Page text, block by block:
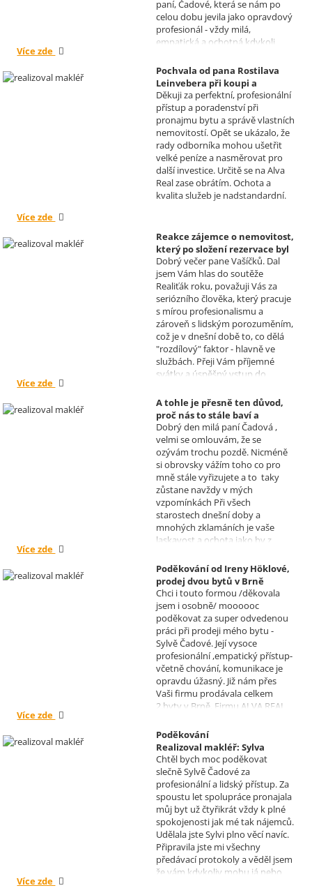
paní, Čadové, která se nám po
celou dobu jevila jako opravdový
profesionál - vždy milá,
empatická a ochotná kdykoli
problému. Vaše společnost i Vy v
nás získáváte opravdu spokojené
klienty, kteří budou vaše služby
vždy doporučovat každému, kdo
je potřebuje. Věřím, že se na Vás
budeme moci obrátit i v případě
prodeje, který plánujeme v
budoucnu uskutečnit. Se
srdečným pozdravem a přáním
mnoho zdraví i úspěchů Vám
přejí manželé Kovandovi
Více zde
Pochvala od pana Rostilava
Leinvebera při koupi a
následném pronájmu
investiční nemovitosti
Realizoval makléř: David
Vašíček
Děkuji za perfektní, profesionální
přístup a poradenství při
pronajmu bytu a správě vlastních
nemovitostí. Opět se ukázalo, že
rady odborníka mohou ušetřit
velké peníze a nasměrovat pro
další investice. Určitě se na Alva
Real zase obrátím. Ochota a
kvalita služeb je nadstandardní.
Více zde
Reakce zájemce o nemovitost,
který po složení rezervace byl
nucen od koupi odstoupit.
Realizoval makléř: David
Vašíček
Dobrý večer pane Vašíčků. Dal
jsem Vám hlas do soutěže
Realiťák roku, považuji Vás za
seriózního člověka, který pracuje
s mírou profesionalismu a
zároveň s lidským porozuměním,
což je v dnešní době to, co dělá
"rozdílový" faktor - hlavně ve
službách. Přeji Vám příjemné
svátky a úspěšný vstup do
Více zde
A tohle je přesně ten důvod,
proč nás to stále baví a
naplňuje, poděkování od pana
Míška.
Realizoval makléř: Sylva
Čadová
Dobrý den milá paní Čadová ,
velmi se omlouvám, že se
ozývám trochu pozdě. Nicméně
si obrovsky vážím toho co pro
mně stále vyřizujete a to taky
zůstane navždy v mých
vzpomínkách Při všech
starostech dnešní doby a
mnohých zklamáních je vaše
laskavost a ochota jako by z
informace a děkuji za vaše úsilí.
Zatím se mějte moc a moc hezky.
S pozdravem Pavel Míšek
Více zde
Poděkování od Ireny Höklové,
prodej dvou bytů v Brně
Realizoval makléř: Sylva
Čadová
Chci i touto formou /děkovala
jsem i osobně/ moooooc
poděkovat za super odvedenou
práci při prodeji mého bytu -
Sylvě Čadové. Její vysoce
profesionální ,empatický přístup-
včetně chování, komunikace je
opravdu úžasný. Již nám přes
Vaši firmu prodávala celkem
2.byty v Brně. Firmu ALVA REAL
Krásné dny Vám a Vašim
zaměstnancům. Irena Höklová,
Brno
Více zde
Poděkování
Realizoval makléř: Sylva
Čadová
Chtěl bych moc poděkovat
slečně Sylvě Čadové za
profesionální a lidský přístup. Za
spoustu let spolupráce pronajala
můj byt už čtyřikrát vždy k plné
spokojenosti jak mé tak nájemců.
Udělala jste Sylvi plno věcí navíc.
Připravila jste mi všechny
předávací protokoly a věděl jsem
že vám kdykoliv mohu já nebo
Více zde